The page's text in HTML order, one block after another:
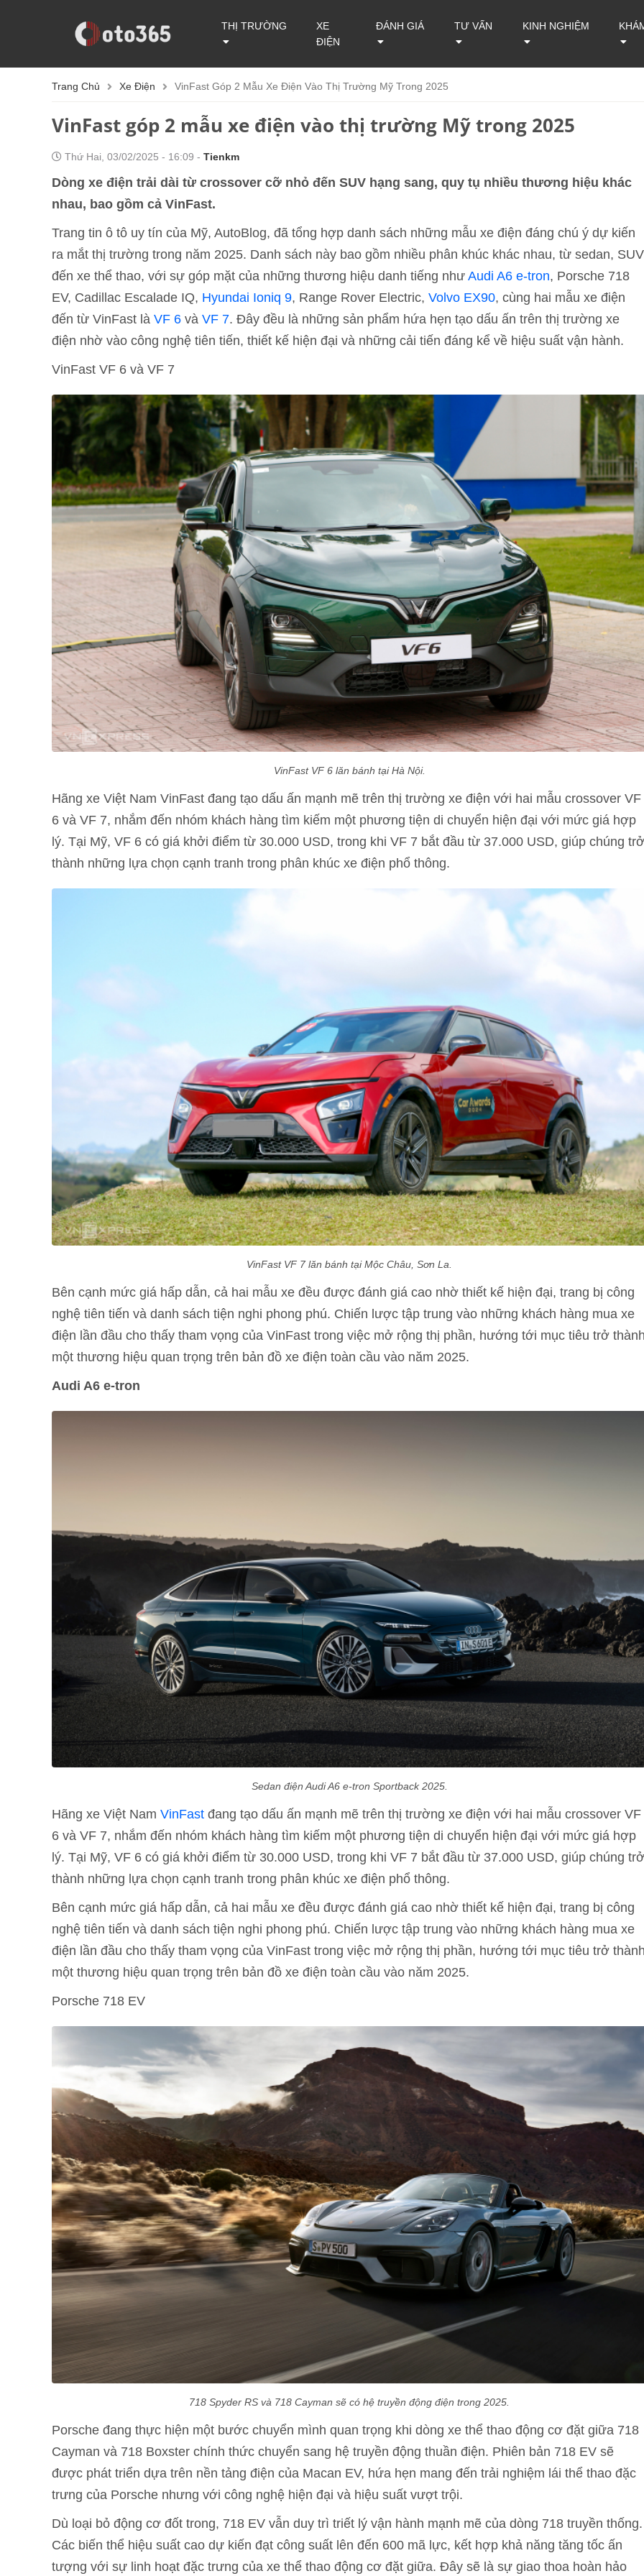
THỊ TRƯỜNG
XE
ĐIỆN
ĐÁNH GIÁ TƯ VẤN KINH NGHIỆM
Trang Chủ Xe Điện VinFast Góp 2 Mẫu Xe Điện Vào Thị Trường Mỹ Trong 2025
VinFast góp 2 mẫu xe điện vào thị trường Mỹ trong 2025
Thứ Hai, 03/02/2025 - 16:09 - Tienkm
Dòng xe điện trải dài từ crossover cỡ nhỏ đến SUV hạng sang, quy tụ nhiều thương hiệu khác
nhau, bao gồm cả VinFast.
Trang tin ô tô uy tín của Mỹ, AutoBlog, đã tổng hợp danh sách những mẫu xe điện đáng chú ý dự kiến
ra mắt thị trường trong năm 2025. Danh sách này bao gồm nhiều phân khúc khác nhau, từ sedan, SUV
đến xe thể thao, với sự góp mặt của những thương hiệu danh tiếng như Audi A6 e-tron, Porsche 718
EV, Cadillac Escalade IQ, Hyundai Ioniq 9, Range Rover Electric, Volvo EX90, cùng hai mẫu xe điện
đến từ VinFast là VF 6 và VF 7. Đây đều là những sản phẩm hứa hẹn tạo dấu ấn trên thị trường xe
điện nhờ vào công nghệ tiên tiến, thiết kế hiện đại và những cải tiến đáng kể về hiệu suất vận hành.
VinFast VF 6 và VF 7
VinFast VF 6 lăn bánh tại Hà Nội.
Hãng xe Việt Nam VinFast đang tạo dấu ấn mạnh mẽ trên thị trường xe điện với hai mẫu crossover VF
6 và VF 7, nhắm đến nhóm khách hàng tìm kiếm một phương tiện di chuyển hiện đại với mức giá hợp
lý. Tại Mỹ, VF 6 có giá khởi điểm từ 30.000 USD, trong khi VF 7 bắt đầu từ 37.000 USD, giúp chúng trở
thành những lựa chọn cạnh tranh trong phân khúc xe điện phổ thông.
VinFast VF 7 lăn bánh tại Mộc Châu, Sơn La.
Bên cạnh mức giá hấp dẫn, cả hai mẫu xe đều được đánh giá cao nhờ thiết kế hiện đại, trang bị công
nghệ tiên tiến và danh sách tiện nghi phong phú. Chiến lược tập trung vào những khách hàng mua xe
điện lần đầu cho thấy tham vọng của VinFast trong việc mở rộng thị phần, hướng tới mục tiêu trở
một thương hiệu quan trọng trên bản đồ xe điện toàn cầu vào năm 2025.
Audi A6 e-tron
Sedan điện Audi A6 e-tron Sportback 2025.
Hãng xe Việt Nam VinFast đang tạo dấu ấn mạnh mẽ trên thị trường xe điện với hai mẫu crossover VF
6 và VF 7, nhắm đến nhóm khách hàng tìm kiếm một phương tiện di chuyển hiện đại với mức giá hợp
lý. Tại Mỹ, VF 6 có giá khởi điểm từ 30.000 USD, trong khi VF 7 bắt đầu từ 37.000 USD, giúp chúng trở
thành những lựa chọn cạnh tranh trong phân khúc xe điện phổ thông.
Bên cạnh mức giá hấp dẫn, cả hai mẫu xe đều được đánh giá cao nhờ thiết kế hiện đại, trang bị công
nghệ tiên tiến và danh sách tiện nghi phong phú. Chiến lược tập trung vào những khách hàng mua xe
điện lần đầu cho thấy tham vọng của VinFast trong việc mở rộng thị phần, hướng tới mục tiêu trở
một thương hiệu quan trọng trên bản đồ xe điện toàn cầu vào năm 2025.
Porsche 718 EV
718 Spyder RS và 718 Cayman sẽ có hệ truyền động điện trong 2025.
Porsche đang thực hiện một bước chuyển mình quan trọng khi dòng xe thể thao động cơ đặt giữa 718
Cayman và 718 Boxster chính thức chuyển sang hệ truyền động thuần điện. Phiên bản 718 EV sẽ
được phát triển dựa trên nền tảng điện của Macan EV, hứa hẹn mang đến trải nghiệm lái thể thao đặc
trưng của Porsche nhưng với công nghệ hiện đại và hiệu suất vượt trội.
Dù loại bỏ động cơ đốt trong, 718 EV vẫn duy trì triết lý vận hành mạnh mẽ của dòng 718 truyền thống.
Các biến thể hiệu suất cao dự kiến đạt công suất lên đến 600 mã lực, kết hợp khả năng tăng tốc ấn
tượng với sự linh hoạt đặc trưng của xe thể thao động cơ đặt giữa. Đây sẽ là sự giao thoa hoàn hảo